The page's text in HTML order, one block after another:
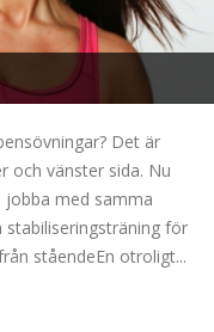
Det är
och vänster sida. Nu
jobba med samma
stabiliseringsträning för
ståendeEn otroligt...